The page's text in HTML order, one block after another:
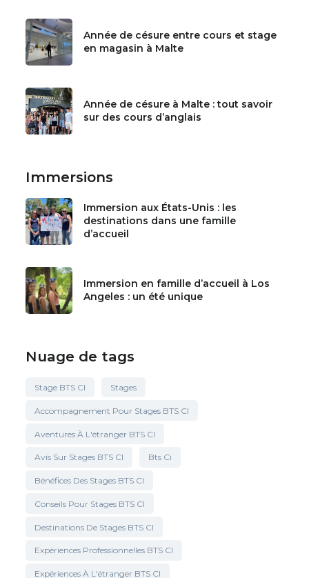
Année de césure entre cours et stage
en magasin à Malte
Année de césure à Malte : tout savoir
sur des cours d’anglais
Immersions
Immersion aux États-Unis : les
destinations dans une famille
d’accueil
Immersion en famille d’accueil à Los
Angeles : un été unique
Nuage de tags
Stage BTS CI Stages
Accompagnement Pour Stages BTS CI
Aventures À L'étranger BTS CI
Avis Sur Stages BTS CI Bts Ci
Bénéfices Des Stages BTS CI
Conseils Pour Stages BTS CI
Destinations De Stages BTS CI
Expériences Professionnelles BTS CI
Expériences À L'étranger BTS CI